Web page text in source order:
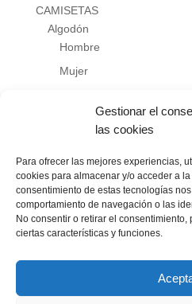
Gestionar el
las cookies
Para ofrecer las mejores experiencias,
cookies para almacenar y/o acceder a
consentimiento de estas tecnologías
comportamiento de navegación o las
No consentir o retirar el
ciertas características y funciones.
CAMISETAS
Algodón
Hombre
Mujer
Hombre
Mujer
Niño
ROPA DEPORTIVA
SUDADERAS